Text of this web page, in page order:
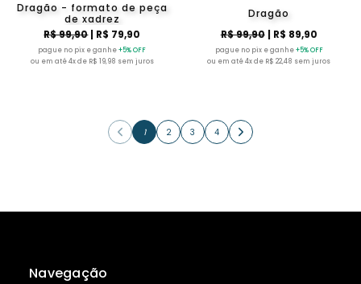
Dragão - formato de peça
de xadrez
R$ 99,90| R$ 79,90
pague no pix e ganhe+5% OFF
ou em até 4x de R$ 19,98 sem juros
Dragão
R$ 99,90| R$ 89,90
pague no pix e ganhe+5% OFF
ou em até 4x de R$ 22,48 sem juros
1 2 3 4
Navegação